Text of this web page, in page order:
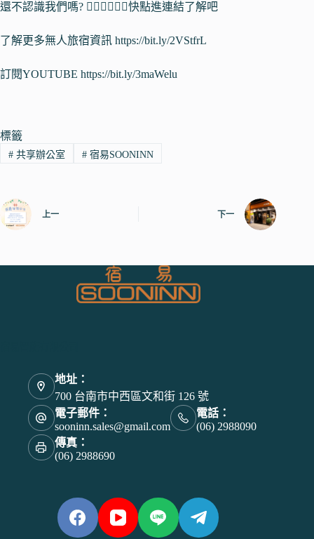
還不認識我們嗎? 👇🏻👇🏻👇🏻快點進連結了解吧
了解更多無人旅宿資訊 https://bit.ly/2VStfrL
訂閱YOUTUBE https://bit.ly/3maWelu
標籤
#共享辦公室 #宿易SOONINN
上一 下一
地址：
700 台南市中西區文和街 126 號
電子郵件：
sooninn.sales@gmail.com
電話：
(06) 2988090
傳真：
(06) 2988690